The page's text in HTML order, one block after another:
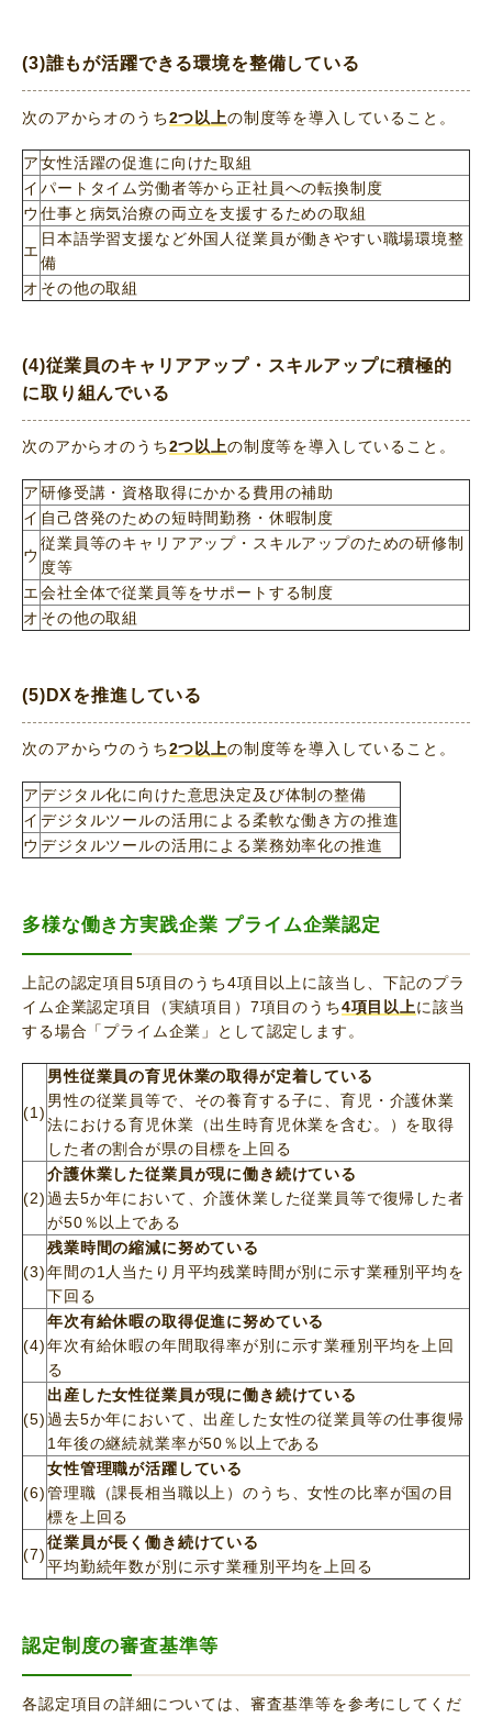
(3)誰もが活躍できる環境を整備している
次のアからオのうち2つ以上の制度等を導入していること。
ア女性活躍の促進に向けた取組
イ パートタイム労働者等から正社員への転換制度
ウ 仕事と病気治療の両立を支援するための取組
エ
日本語学習支援など外国人従業員が働きやすい職場環境整
備
オ その他の取組
(4)従業員のキャリアアップ・スキルアップに積極的
に取り組んでいる
次のアからオのうち2つ以上の制度等を導入していること。
ア研修受講・資格取得にかかる費用の補助
イ 自己啓発のための短時間勤務・休暇制度
ウ
従業員等のキャリアアップ・スキルアップのための研修制
度等
エ会社全体で従業員等をサポートする制度
オ その他の取組
(5)DXを推進している
次のアからウのうち2つ以上の制度等を導入していること。
アデジタル化に向けた意思決定及び体制の整備
イ デジタルツールの活用による柔軟な働き方の推進
ウ デジタルツールの活用による業務効率化の推進
多様な働き方実践企業 プライム企業認定
上記の認定項目5項目のうち4項目以上に該当し、下記のプラ
イム企業認定項目（実績項目）7項目のうち4項目以上に該当
する場合「プライム企業」として認定します。
(1)
男性従業員の育児休業の取得が定着している
男性の従業員等で、その養育する子に、育児・介護休業
法における育児休業（出生時育児休業を含む。）を取得
した者の割合が県の目標を上回る
(2)
介護休業した従業員が現に働き続けている
過去5か年において、介護休業した従業員等で復帰した者
が50％以上である
(3)
残業時間の縮減に努めている
年間の1人当たり月平均残業時間が別に示す業種別平均を
下回る
(4)
年次有給休暇の取得促進に努めている
年次有給休暇の年間取得率が別に示す業種別平均を上回
る
(5)
出産した女性従業員が現に働き続けている
過去5か年において、出産した女性の従業員等の仕事復帰
1年後の継続就業率が50％以上である
(6)
女性管理職が活躍している
管理職（課長相当職以上）のうち、女性の比率が国の目
標を上回る
(7)
従業員が長く働き続けている
平均勤続年数が別に示す業種別平均を上回る
認定制度の審査基準等
各認定項目の詳細については、審査基準等を参考にしてくだ